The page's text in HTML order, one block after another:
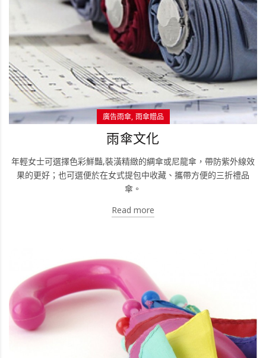
廣告雨傘 雨傘贈品
雨傘文化
年輕女士可選擇色彩鮮豔,裝潢精緻的綢傘或尼龍傘，帶防紫外線效
果的更好；也可選便於在女式提包中收藏、攜帶方便的三折禮品
傘。
Read more